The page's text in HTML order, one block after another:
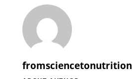
fromsciencetonutrition